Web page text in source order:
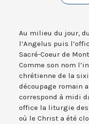
Au milieu du jour,
l’Angelus puis
Sacré-Coeur de
Comme son nom
chrétienne de la
découpage romain
correspond à midi
office la liturgie
où le Christ a été